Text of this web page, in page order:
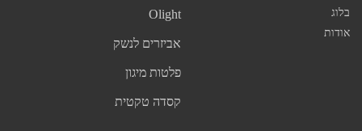
בלוג
אודות
Olight
אביזרים לנשק
פלטות מיגון
קסדה טקטית